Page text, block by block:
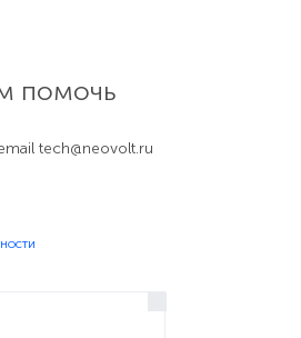
помочь
tech@neovolt.ru